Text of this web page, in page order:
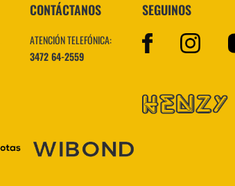
CONTÁCTANOS
ATENCIÓN TELEFÓNICA:
3472 64-2559
SEGUINOS